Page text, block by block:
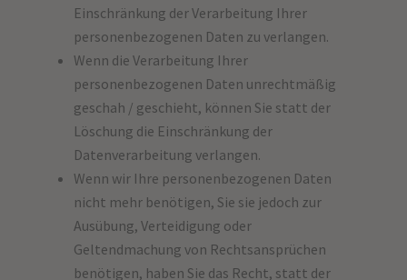
Einschränkung der Verarbeitung Ihrer
personenbezogenen Daten zu verlangen.
Wenn die Verarbeitung Ihrer
personenbezogenen Daten unrechtmäßig
geschah / geschieht, können Sie statt der
Löschung die Einschränkung der
Datenverarbeitung verlangen.
Wenn wir Ihre personenbezogenen Daten
nicht mehr benötigen, Sie sie jedoch zur
Ausübung, Verteidigung oder
Geltendmachung von Rechtsansprüchen
benötigen, haben Sie das Recht, statt der